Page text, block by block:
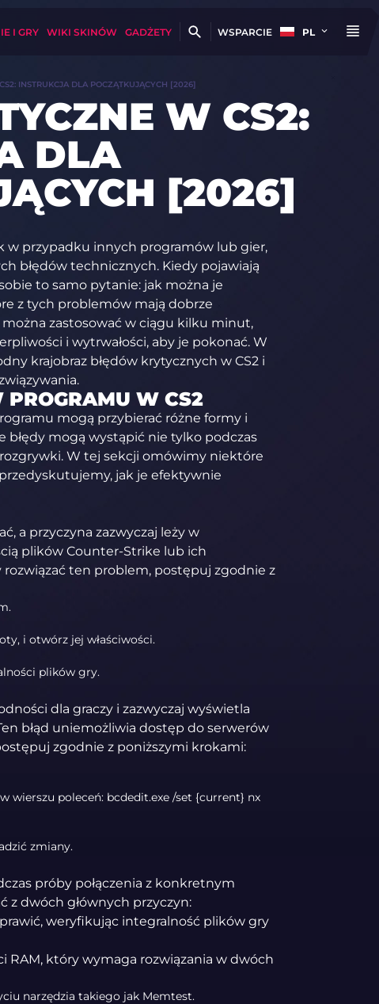
I GRY WIKI SKINÓW GADŻETY WSPARCIE PL
INSTRUKCJA DLA POCZĄTKUJĄCYCH [2026]
W CS2:
DLA
[2026]
w przypadku innych programów lub gier,
błędów technicznych. Kiedy pojawiają
to samo pytanie: jak można je
z tych problemów mają dobrze
zastosować w ciągu kilku minut,
i wytrwałości, aby je pokonać. W
krajobraz błędów krytycznych w CS2 i
PROGRAMU W CS2
mogą przybierać różne formy i
błędy mogą wystąpić nie tylko podczas
W tej sekcji omówimy niektóre
jak je efektywnie
a przyczyna zazwyczaj leży w
plików Counter-Strike lub ich
ten problem, postępuj zgodnie z
i otwórz jej właściwości.
plików gry.
dla graczy i zazwyczaj wyświetla
błąd uniemożliwia dostęp do serwerów
zgodnie z poniższymi krokami:
wierszu poleceń: bcdedit.exe /set {current} nx
zmiany.
próby połączenia z konkretnym
z dwóch głównych przyczyn:
weryfikując integralność plików gry
RAM, który wymaga rozwiązania w dwóch
narzędzia takiego jak Memtest.